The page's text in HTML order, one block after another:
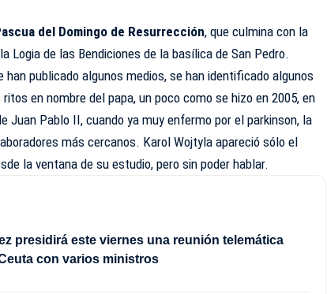
del Domingo de Resurrección, que culmina con la
Logia de las Bendiciones de la basílica de San Pedro.
han publicado algunos medios, se han identificado algunos
en nombre del papa, un poco como se hizo en 2005, en
Juan Pablo II, cuando ya muy enfermo por el parkinson, la
más cercanos. Karol Wojtyla apareció sólo el
la ventana de su estudio, pero sin poder hablar.
presidirá este viernes una reunión telemática
con varios ministros